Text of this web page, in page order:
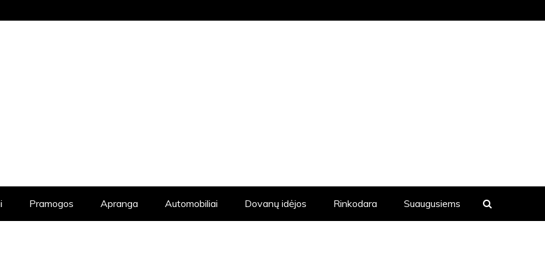
Pramogos Apranga Automobiliai Dovanų idėjos Rinkodara Suaugusiems